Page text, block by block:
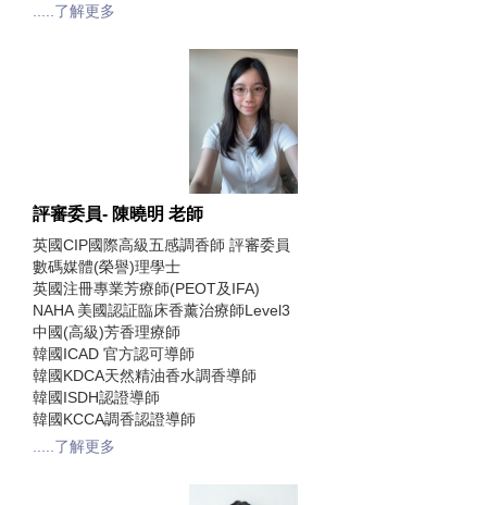
.....了解更多
評審委員- 陳曉明 老師
英國CIP國際高級五感調香師 評審委員
數碼媒體(榮譽)理學士
英國注冊專業芳療師(PEOT及IFA)
NAHA 美國認証臨床香薰治療師Level3
中國(高級)芳香理療師
韓國ICAD 官方認可導師
韓國KDCA天然精油香水調香導師
韓國ISDH認證導師
韓國KCCA調香認證導師
.....了解更多